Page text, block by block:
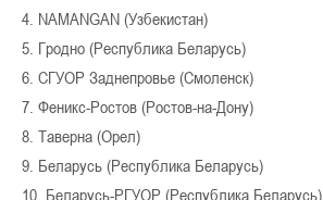
4. NAMANGAN (Узбекистан)
5. Гродно (Республика Беларусь)
6. СГУОР Заднепровье (Смоленск)
7. Феникс-Ростов (Ростов-на-Дону)
8. Таверна (Орел)
9. Беларусь (Республика Беларусь)
10. Беларусь-РГУОР (Республика Беларусь)